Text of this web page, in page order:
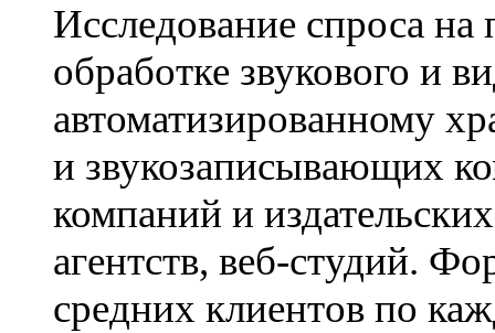
Исследование спроса
обработке звукового и
автоматизированному
и звукозаписывающих
компаний и
агентств, веб-студий.
средних клиентов по